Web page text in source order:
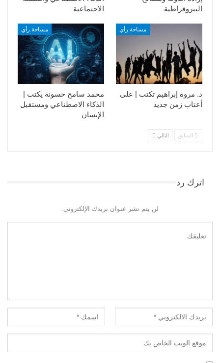
الاجتماعية
البيروقراطية
مساحة رأي
محمد سامح حسونة يكتب |
الذكاء الاصطناعي ومستقبل
الإنسان
مساحة رأي
د. مروة إبراهيم تكتب | على
أعتاب زمن جديد
السابق التالي
اترك رد
لن يتم نشر عنوان بريدك الإلكتروني.